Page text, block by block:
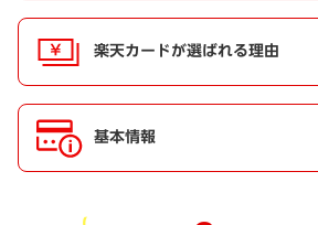
楽天カードが選ばれる理由
基本情報